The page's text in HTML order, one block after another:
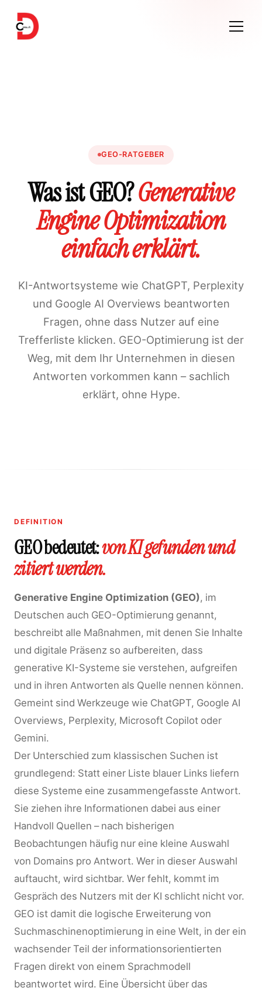
GEO-RATGEBER
Was ist GEO?Generative
Engine Optimization
einfach erklärt.
KI-Antwortsysteme wie ChatGPT, Perplexity
und Google AI Overviews beantworten
Fragen, ohne dass Nutzer auf eine
Trefferliste klicken. GEO-Optimierung ist der
Weg, mit dem Ihr Unternehmen in diesen
Antworten vorkommen kann – sachlich
erklärt, ohne Hype.
DEFINITION
GEO bedeutet:von KI gefunden und
zitiert werden.
Generative Engine Optimization (GEO), im
Deutschen auch GEO-Optimierung genannt,
beschreibt alle Maßnahmen, mit denen Sie Inhalte
und digitale Präsenz so aufbereiten, dass
generative KI-Systeme sie verstehen, aufgreifen
und in ihren Antworten als Quelle nennen können.
Gemeint sind Werkzeuge wie ChatGPT, Google AI
Overviews, Perplexity, Microsoft Copilot oder
Gemini.
Der Unterschied zum klassischen Suchen ist
grundlegend: Statt einer Liste blauer Links liefern
diese Systeme eine zusammengefasste Antwort.
Sie ziehen ihre Informationen dabei aus einer
Handvoll Quellen – nach bisherigen
Beobachtungen häufig nur eine kleine Auswahl
von Domains pro Antwort. Wer in dieser Auswahl
auftaucht, wird sichtbar. Wer fehlt, kommt im
Gespräch des Nutzers mit der KI schlicht nicht vor.
GEO ist damit die logische Erweiterung von
Suchmaschinenoptimierung in eine Welt, in der ein
wachsender Teil der informationsorientierten
Fragen direkt von einem Sprachmodell
beantwortet wird. Eine Übersicht über das